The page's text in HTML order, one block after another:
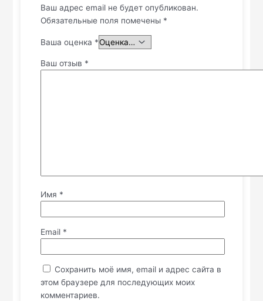
Ваш адрес email не будет опубликован.
Обязательные поля помечены *
Ваша оценка *
Ваш отзыв *
Имя *
Email *
Сохранить моё имя, email и адрес сайта в
этом браузере для последующих моих
комментариев.